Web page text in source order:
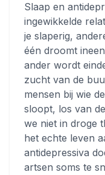
Slaap en
ingewikkelde
je slaperig,
één droomt
ander wordt
zucht van de
mensen bij wie
sloopt, los van
we niet in droge
het echte leven
antidepressiva
artsen soms te